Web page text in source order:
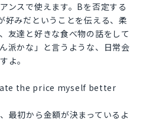
ンスで使えます。Bを否定する
好みだということを伝える、柔
友達と好きな食べ物の話をして
派かな」と言うような、日常会
よ。
the price myself better
最初から金額が決まっているよ